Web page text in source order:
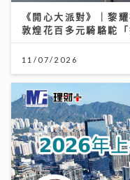
《開心大派對》｜黎
敦煌花百多元騎駱駝「
11/07/2026